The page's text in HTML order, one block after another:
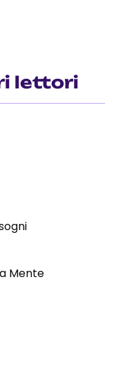
lettori
Mente